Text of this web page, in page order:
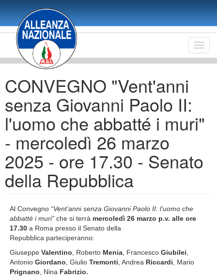
contenuto
principale
CONVEGNO "Vent'anni
senza Giovanni Paolo II:
l'uomo che abbatté i muri"
- mercoledì 26 marzo
2025 - ore 17.30 - Senato
della Repubblica
Al Convegno “Vent’anni senza Giovanni Paolo II: l’uomo che
abbatté i muri” che si terrà mercoledì 26 marzo p.v. alle ore
17.30 a Roma presso il Senato della
Repubblica parteciperanno:
Giuseppe Valentino , Roberto Menia , Francesco Giubilei
Antonio Giordano , Giulio Tremonti , Andrea Riccardi , Mario
Prignano , Nina Fabrizio.